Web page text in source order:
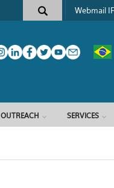
Webmail
OUTREACH SERVICES